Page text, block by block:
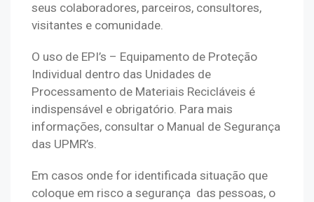
seus colaboradores, parceiros, consultores,
visitantes e comunidade.
O uso de EPI’s – Equipamento de Proteção
Individual dentro das Unidades de
Processamento de Materiais Recicláveis é
indispensável e obrigatório. Para mais
informações, consultar o Manual de Segurança
das UPMR’s.
Em casos onde for identificada situação que
coloque em risco a segurança  das pessoas, o